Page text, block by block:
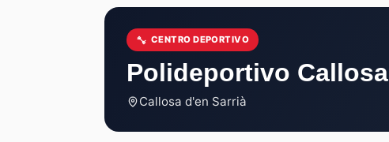
CENTRO DEPORTIVO
Polideportivo Callosa
Callosa d'en Sarrià